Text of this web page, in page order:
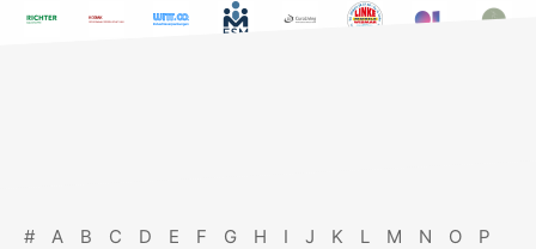
# A B C D E F G H I J K L M N O
P